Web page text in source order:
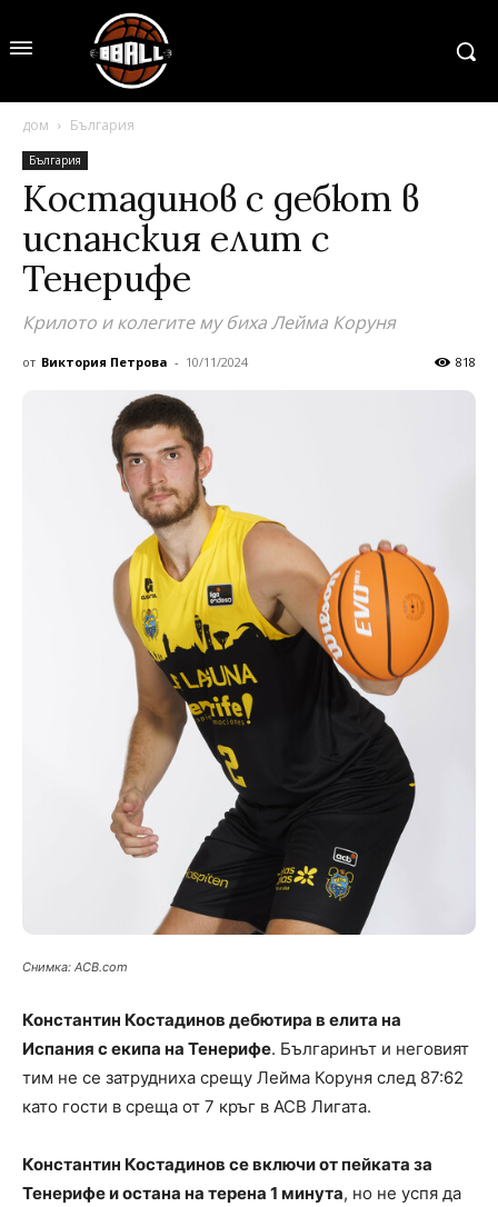
дом България
България
Костадинов с дебют в
испанския елит с
Тенерифе
Крилото и колегите му биха Лейма Коруня
от Виктория Петрова - 10/11/2024 818
Снимка: ACB.com
Константин Костадинов дебютира в елита на
Испания с екипа на Тенерифе. Българинът и неговият
тим не се затрудниха срещу Лейма Коруня след 87:62
като гости в среща от 7 кръг в ACB Лигата.
Константин Костадинов се включи от пейката за
Тенерифе и остана на терена 1 минута, но не успя да